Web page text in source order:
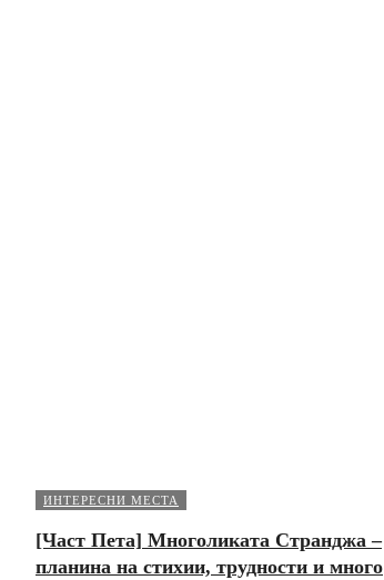
ИНТЕРЕСНИ МЕСТА
[Част Пета] Многоликата Странджа –
планина на стихии, трудности и много